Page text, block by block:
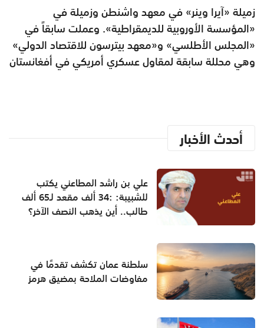
زميلة «آيرا وينر» في معهد واشنطن وزميلة في
«المؤسسة الأوروبية للديمقراطية». وعملت سابقاً في
«المجلس الأطلسي» و«معهد بيترسون للاقتصاد الدولي»
وهي محللة سابقة لمقاول عسكري أمريكي في أفغانستان
أحدث الأخبار
علي بن راشد المطاعني يكتب
للشبيبة: :34 ألف مقعد لـ65 ألف
طالب.. أين يذهب النصف الآخر؟
سلطنة عمان تكشف تقدمًا في
مفاوضات الملاحة بمضيق هرمز